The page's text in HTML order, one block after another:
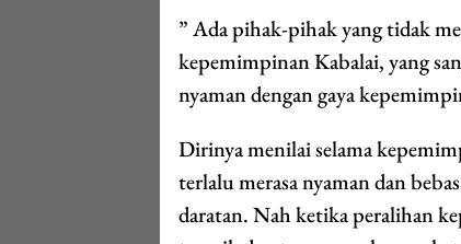
” Ada pihak-pihak yang tidak
kepemimpinan Kabalai, yang
nyaman dengan gaya
Dirinya menilai selama
terlalu merasa nyaman dan
daratan. Nah ketika peralihan